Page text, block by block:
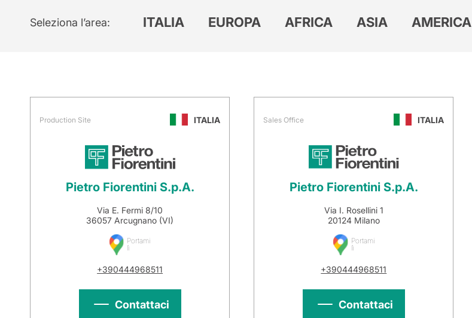
Seleziona l’area ITALIA EUROPA AFRICA ASIA AMERICA
Production Site ITALIA
Pietro Fiorentini S.p.A.
Via E. Fermi 8/10
36057 Arcugnano (VI)
Portami
lì
+390444968511
Contattaci
Sales Office ITALIA
Pietro Fiorentini S.p.A.
Via I. Rosellini 1
20124 Milano
Portami
lì
+390444968511
Contattaci